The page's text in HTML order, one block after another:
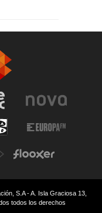
S.A - A. Isla Graciosa 13,
todos los derechos